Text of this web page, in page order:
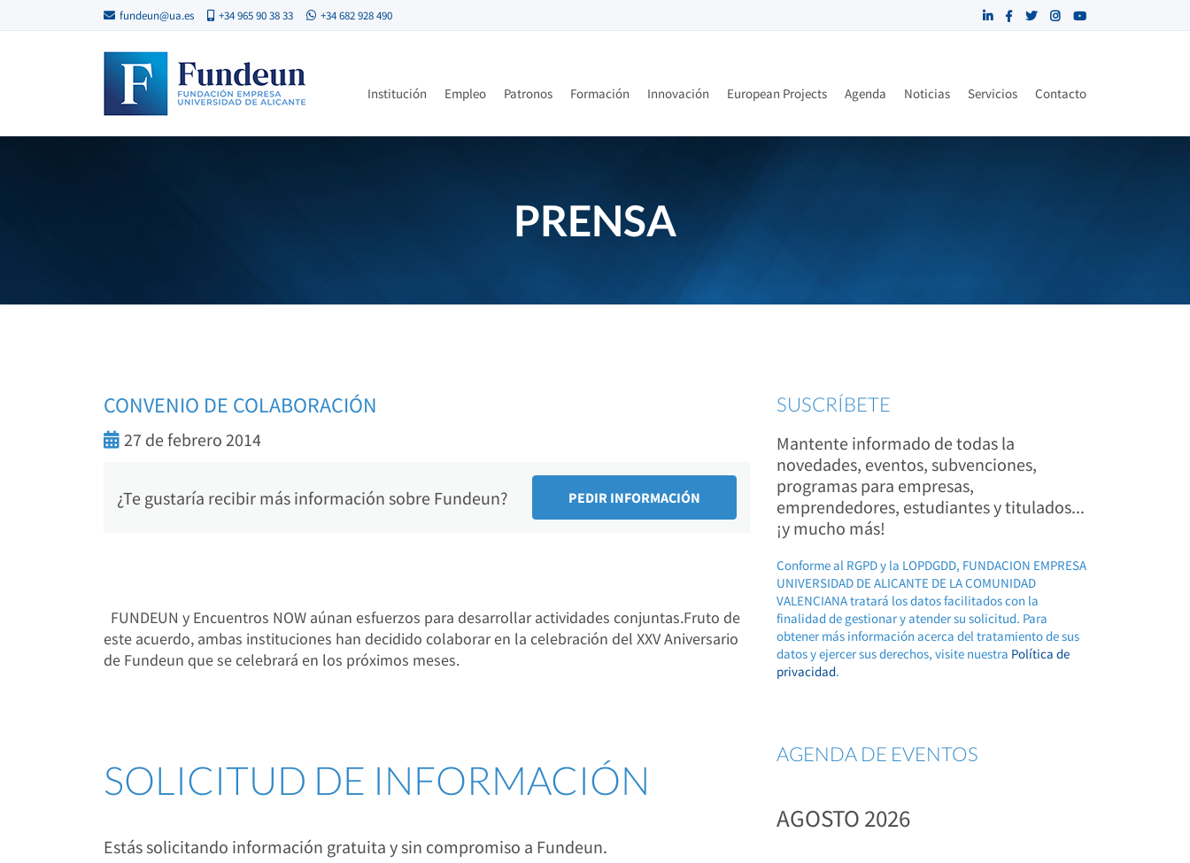
fundeun@ua.es +34 965 90 38 33 +34 682 928 490
Institución Empleo Patronos Formación Innovación European Projects Agenda Noticias Servicios Contacto
PRENSA
CONVENIO DE COLABORACIÓN
27 de febrero 2014
¿Te gustaría recibir más información sobre Fundeun?
FUNDEUN y Encuentros NOW aúnan esfuerzos para desarrollar actividades conjuntas.Fruto de
este acuerdo, ambas instituciones han decidido colaborar en la celebración del XXV Aniversario
de Fundeun que se celebrará en los próximos meses.
SOLICITUD DE INFORMACIÓN
Estás solicitando información gratuita y sin compromiso a Fundeun.
SUSCRÍBETE
Mantente informado de todas la
novedades, eventos, subvenciones,
programas para empresas,
emprendedores, estudiantes y titulados...
¡y mucho más!
Conforme al RGPD y la LOPDGDD, FUNDACION EMPRESA
UNIVERSIDAD DE ALICANTE DE LA COMUNIDAD
VALENCIANA tratará los datos facilitados con la
finalidad de gestionar y atender su solicitud. Para
obtener más información acerca del tratamiento de sus
datos y ejercer sus derechos, visite nuestra Política de
privacidad.
AGENDA DE EVENTOS
AGOSTO 2026